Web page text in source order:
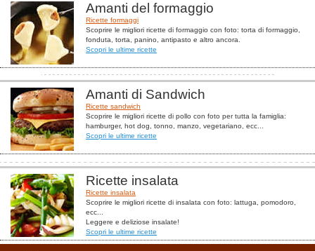
Amanti del formaggio
Ricette formaggi
Scoprire le migliori ricette di formaggio con foto: torta di formaggio,
fonduta, torta, panino, antipasto e altro ancora.
Scopri le ultime ricette
Amanti di Sandwich
Ricette sandwich
Scoprire le migliori ricette di pollo con foto per tutta la famiglia:
hamburger, hot dog, tonno, manzo, vegetariano, ecc...
Scopri le ultime ricette
Ricette insalata
Ricette insalata
Scoprire le migliori ricette di insalata con foto: lattuga, pomodoro,
ecc...
Leggere e deliziose insalate!
Scopri le ultime ricette